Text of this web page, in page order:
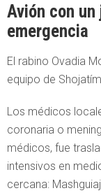
Avión con
emergencia
El rabino Ovadia
equipo de
Los médicos
coronaria o
médicos, fue
intensivos en
cercana: